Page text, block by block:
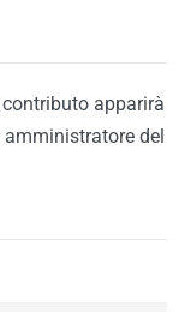
apparirà
del